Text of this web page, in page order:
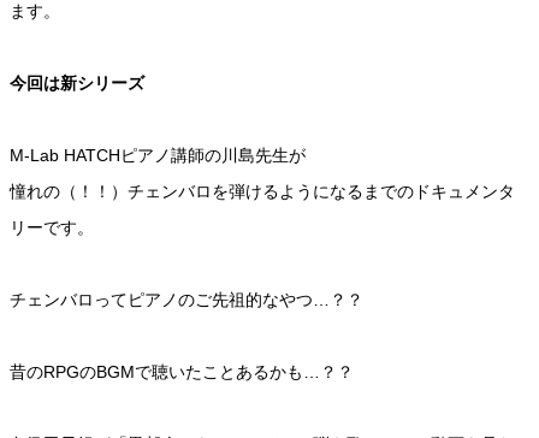
ます。
今回は新シリーズ
M-Lab HATCHピアノ講師の川島先生が
憧れの（！！）チェンバロを弾けるようになるまでのドキュメンタ
リーです。
チェンバロってピアノのご先祖的なやつ…？？
昔のRPGのBGMで聴いたことあるかも…？？